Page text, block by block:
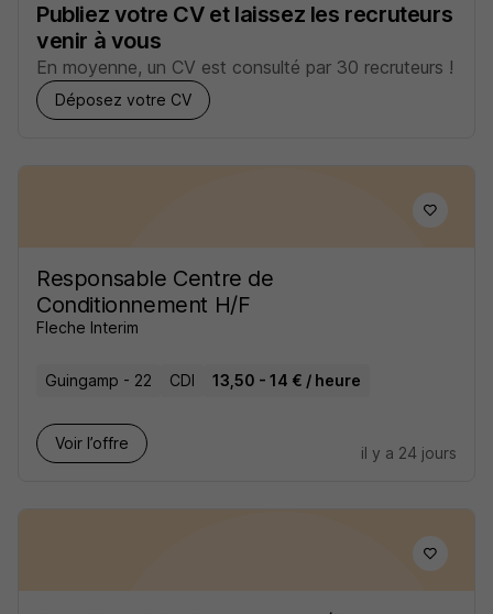
Publiez votre CV et laissez les recruteurs
venir à vous
En moyenne, un CV est consulté par 30 recruteurs !
Déposez votre CV
Responsable Centre de
Conditionnement H/F
Fleche Interim
Guingamp - 22 CDI 13,50 - 14 € / heure
Voir l’offre
il y a 24 jours